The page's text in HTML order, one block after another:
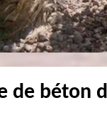
de béton